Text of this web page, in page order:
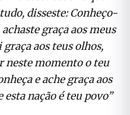
disseste: Conheço-
graça aos meus
graça aos teus olhos,
neste momento o teu
e ache graça aos
nação é teu povo”